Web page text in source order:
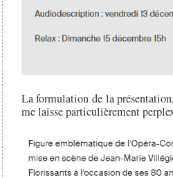
La formulation de la
me laisse particulièrement